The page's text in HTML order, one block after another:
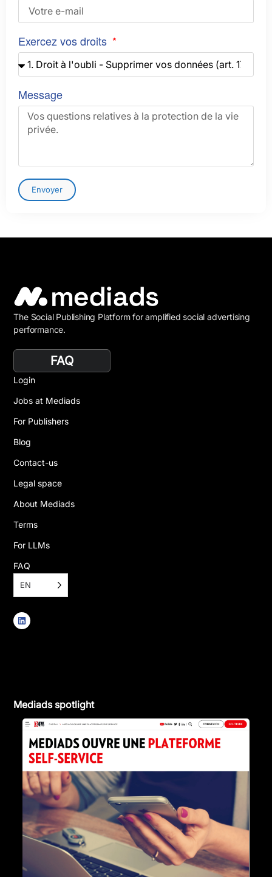
Exercez vos droits
Message
Envoyer
The Social Publishing Platform for amplified social advertising
performance.
FAQ
Login
Jobs at Mediads
For Publishers
Blog
Contact-us
Legal space
About Mediads
Terms
For LLMs
FAQ
EN
Mediads spotlight